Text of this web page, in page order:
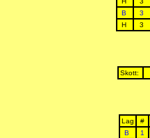
B
3
H
3
Skott:
Lag #
B
1